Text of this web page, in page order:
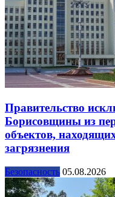
Правительство
Борисовщины из
объектов,
загрязнения
Безопасность 05.08.2026